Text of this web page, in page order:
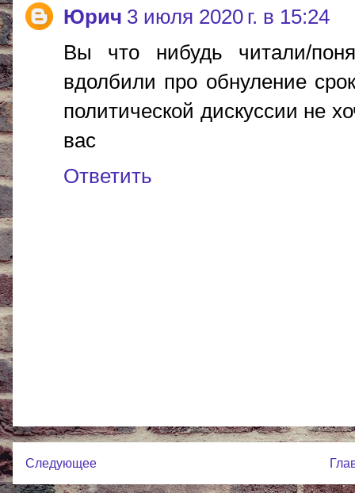
Юрич 3 июля 2020 г. в 15:24
Вы что нибудь читали/
вдолбили про обнуление
политической дискуссии не
вас
Ответить
Следующее